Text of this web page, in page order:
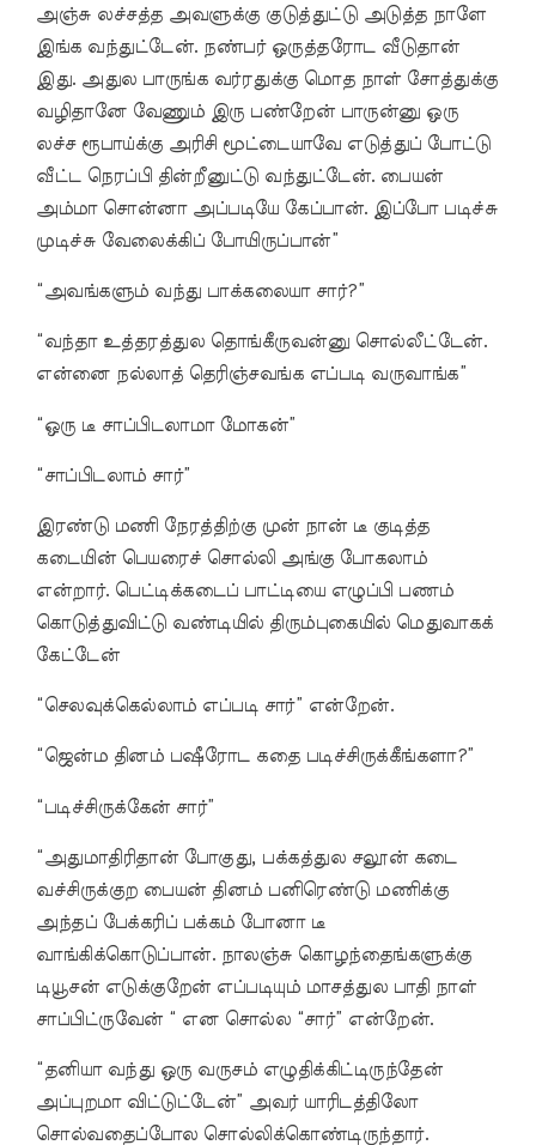
அஞ்சு லச்சத்த அவளுக்கு குடுத்துட்டு அடுத்த நாளே
இங்க வந்துட்டேன். நண்பர் ஒருத்தரோட வீடுதான்
இது. அதுல பாருங்க வர்ரதுக்கு மொத நாள் சோத்துக்கு
வழிதானே வேணும் இரு பண்றேன் பாருன்னு ஒரு
லச்ச ரூபாய்க்கு அரிசி மூட்டையாவே எடுத்துப் போட்டு
வீட்ட நெரப்பி தின்றீனுட்டு வந்துட்டேன். பையன்
அம்மா சொன்னா அப்படியே கேப்பான். இப்போ படிச்சு
முடிச்சு வேலைக்கிப் போயிருப்பான்”
“அவங்களும் வந்து பாக்கலையா சார்?”
“வந்தா உத்தரத்துல தொங்கீருவன்னு சொல்லீட்டேன்.
என்னை நல்லாத் தெரிஞ்சவங்க எப்படி வருவாங்க”
“ஒரு டீ சாப்பிடலாமா மோகன்”
“சாப்பிடலாம் சார்”
இரண்டு மணி நேரத்திற்கு முன் நான் டீ குடித்த
கடையின் பெயரைச் சொல்லி அங்கு போகலாம்
என்றார். பெட்டிக்கடைப் பாட்டியை எழுப்பி பணம்
கொடுத்துவிட்டு வண்டியில் திரும்புகையில் மெதுவாகக்
கேட்டேன்
“செலவுக்கெல்லாம் எப்படி சார்” என்றேன்.
“ஜென்ம தினம் பஷீரோட கதை படிச்சிருக்கீங்களா?”
“படிச்சிருக்கேன் சார்”
“அதுமாதிரிதான் போகுது, பக்கத்துல சலூன் கடை
வச்சிருக்குற பையன் தினம் பனிரெண்டு மணிக்கு
அந்தப் பேக்கரிப் பக்கம் போனா டீ
வாங்கிக்கொடுப்பான். நாலஞ்சு கொழந்தைங்களுக்கு
டியூசன் எடுக்குறேன் எப்படியும் மாசத்துல பாதி நாள்
சாப்பிட்ருவேன் “ என சொல்ல “சார்” என்றேன்.
“தனியா வந்து ஒரு வருசம் எழுதிக்கிட்டிருந்தேன்
அப்புறமா விட்டுட்டேன்” அவர் யாரிடத்திலோ
சொல்வதைப்போல சொல்லிக்கொண்டிருந்தார்.